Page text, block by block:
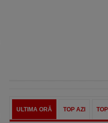
ULTIMA ORĂ TOP AZI